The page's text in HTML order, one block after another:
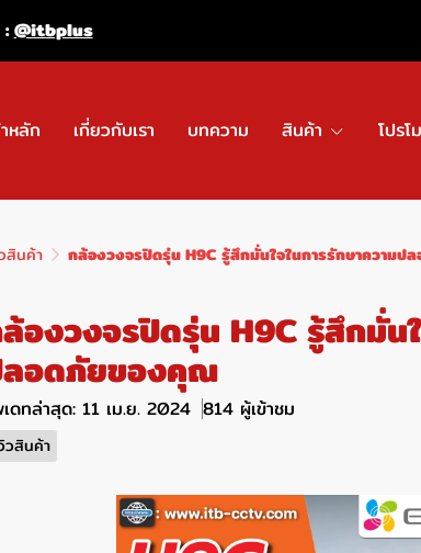
:@itbplus
หลัก เกี่ยวกับเรา บทความ สินค้า โปร
สินค้า กล้องวงจรปิดรุ่น H9C รู้สึกมั่นใจในการรักษาความป
องวงจรปิดรุ่น H9C รู้สึกมั่น
อดภัยของคุณ
ดทล่าสุด: 11 เม.ย. 2024 814 ผู้เข้าชม
วสินค้า